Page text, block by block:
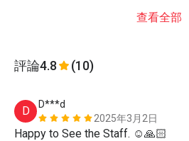
查看全部
評論4.8 (10)
D
D***d
2025年3月2日
Happy to See the Staff. ☺️🙏🏻